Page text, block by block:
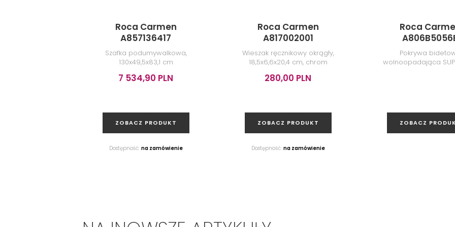
Roca Carmen
A857136417
Szafka podumywalkowa,
130x49,5x83,1 cm
7 534,90 PLN
ZOBACZ PRODUKT
Dostępność: na zamówienie
Roca Carmen
A817002001
Wieszak ręcznikowy okrągły,
18,5x6,6x20,4 cm, chrom
280,00 PLN
ZOBACZ PRODUKT
Dostępność: na zamówienie
Roca
Pokrywa
wolnoopadająca
ZOBACZ